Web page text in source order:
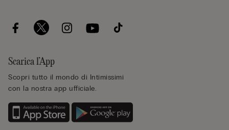
Scarica l’App
Scopri tutto il mondo di Intimissimi
con la nostra app ufficiale.